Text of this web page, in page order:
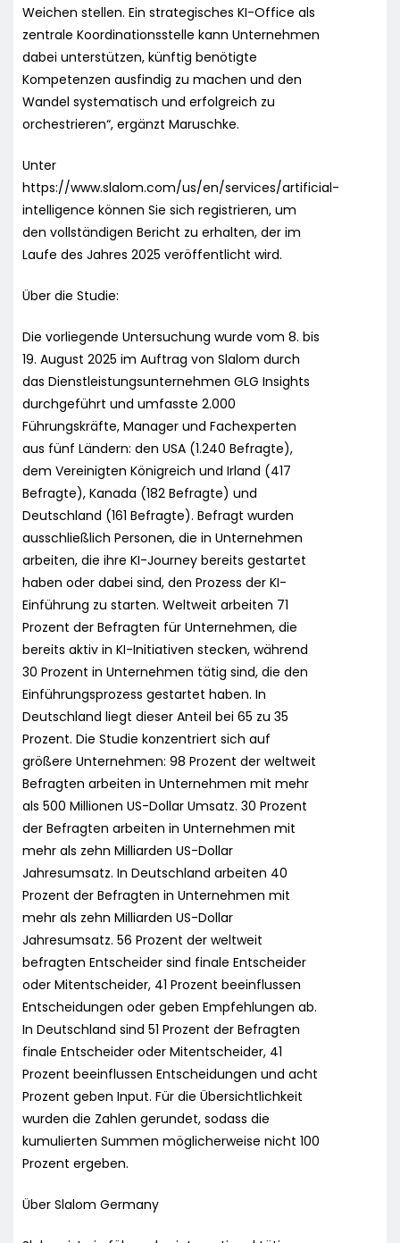
Weichen stellen. Ein strategisches KI-Office als
zentrale Koordinationsstelle kann Unternehmen
dabei unterstützen, künftig benötigte
Kompetenzen ausfindig zu machen und den
Wandel systematisch und erfolgreich zu
orchestrieren“, ergänzt Maruschke.
Unter
https://www.slalom.com/us/en/services/artificial-
intelligence können Sie sich registrieren, um
den vollständigen Bericht zu erhalten, der im
Laufe des Jahres 2025 veröffentlicht wird.
Über die Studie:
Die vorliegende Untersuchung wurde vom 8. bis
19. August 2025 im Auftrag von Slalom durch
das Dienstleistungsunternehmen GLG Insights
durchgeführt und umfasste 2.000
Führungskräfte, Manager und Fachexperten
aus fünf Ländern: den USA (1.240 Befragte),
dem Vereinigten Königreich und Irland (417
Befragte), Kanada (182 Befragte) und
Deutschland (161 Befragte). Befragt wurden
ausschließlich Personen, die in Unternehmen
arbeiten, die ihre KI-Journey bereits gestartet
haben oder dabei sind, den Prozess der KI-
Einführung zu starten. Weltweit arbeiten 71
Prozent der Befragten für Unternehmen, die
bereits aktiv in KI-Initiativen stecken, während
30 Prozent in Unternehmen tätig sind, die den
Einführungsprozess gestartet haben. In
Deutschland liegt dieser Anteil bei 65 zu 35
Prozent. Die Studie konzentriert sich auf
größere Unternehmen: 98 Prozent der weltweit
Befragten arbeiten in Unternehmen mit mehr
als 500 Millionen US-Dollar Umsatz. 30 Prozent
der Befragten arbeiten in Unternehmen mit
mehr als zehn Milliarden US-Dollar
Jahresumsatz. In Deutschland arbeiten 40
Prozent der Befragten in Unternehmen mit
mehr als zehn Milliarden US-Dollar
Jahresumsatz. 56 Prozent der weltweit
befragten Entscheider sind finale Entscheider
oder Mitentscheider, 41 Prozent beeinflussen
Entscheidungen oder geben Empfehlungen ab.
In Deutschland sind 51 Prozent der Befragten
finale Entscheider oder Mitentscheider, 41
Prozent beeinflussen Entscheidungen und acht
Prozent geben Input. Für die Übersichtlichkeit
wurden die Zahlen gerundet, sodass die
kumulierten Summen möglicherweise nicht 100
Prozent ergeben.
Über Slalom Germany